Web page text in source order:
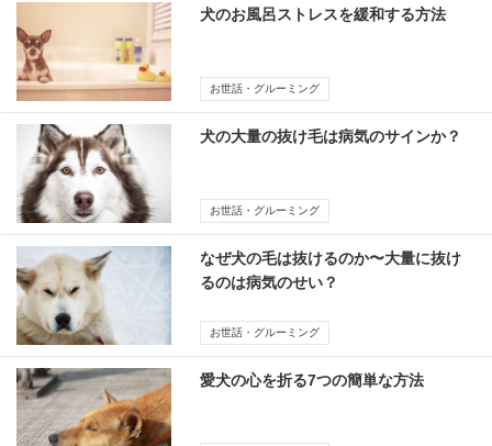
犬のお風呂ストレスを緩和する方法
お世話・グルーミング
犬の大量の抜け毛は病気のサインか？
お世話・グルーミング
なぜ犬の毛は抜けるのか〜大量に抜け
るのは病気のせい？
お世話・グルーミング
愛犬の心を折る7つの簡単な方法